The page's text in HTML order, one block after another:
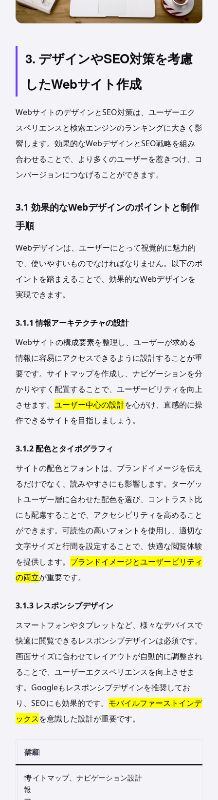
3. デザインやSEO対策を考慮
したWebサイト作成
WebサイトのデザインとSEO対策は、ユーザーエク
スペリエンスと検索エンジンのランキングに大きく影
響します。効果的なWebデザインとSEO戦略を組み
合わせることで、より多くのユーザーを惹きつけ、コ
ンバージョンにつなげることができます。
3.1 効果的なWebデザインのポイントと制作
手順
Webデザインは、ユーザーにとって視覚的に魅力的
で、使いやすいものでなければなりません。以下のポ
イントを踏まえることで、効果的なWebデザインを
実現できます。
3.1.1 情報アーキテクチャの設計
Webサイトの構成要素を整理し、ユーザーが求める
情報に容易にアクセスできるように設計することが重
要です。サイトマップを作成し、ナビゲーションを分
かりやすく配置することで、ユーザービリティを向上
させます。 ユーザー中心の設計を心がけ、直感的に操
作できるサイトを目指しましょう。
3.1.2 配色とタイポグラフィ
サイトの配色とフォントは、ブランドイメージを伝え
るだけでなく、読みやすさにも影響します。ターゲッ
トユーザー層に合わせた配色を選び、コントラスト比
にも配慮することで、アクセシビリティを高めること
ができます。可読性の高いフォントを使用し、適切な
文字サイズと行間を設定することで、快適な閲覧体験
を提供します。 ブランドイメージとユーザービリティ
の両立が重要です。
3.1.3 レスポンシブデザイン
スマートフォンやタブレットなど、様々なデバイスで
快適に閲覧できるレスポンシブデザインは必須です。
画面サイズに合わせてレイアウトが自動的に調整され
ることで、ユーザーエクスペリエンスを向上させま
す。Googleもレスポンシブデザインを推奨してお
り、SEOにも効果的です。 モバイルファーストインデ
ックスを意識した設計が重要です。
要素
詳細
情
報
サイトマップ、ナビゲーション設計